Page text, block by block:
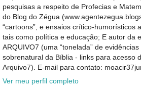
pesquisas a respeito de Profecias e
do Blog do Zégua
“cartoons”, e ensaios crítico-humorísticos
tais como política e educação; E autor da
ARQUIVO7 (uma “tonelada” de
sobrenatural da Bíblia - links para acesso
Arquivo7). E-mail para contato:
Ver meu perfil completo